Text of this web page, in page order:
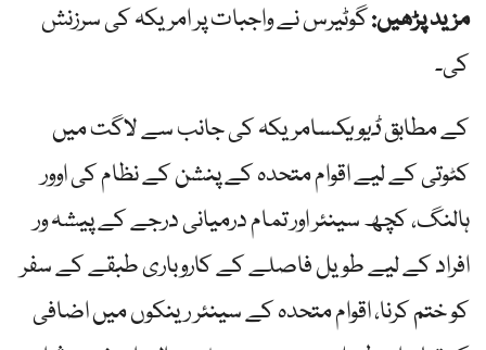
مزید پڑھیں:گوٹیرس نے واجبات پر امریکہ کی سرزنش
کی۔
کے مطابقڈیویکسامریکہ کی جانب سے لاگت میں
کٹوتی کے لیے اقوام متحدہ کے پنشن کے نظام کی اوور
ہالنگ، کچھ سینئر اور تمام درمیانی درجے کے پیشہ ور
افراد کے لیے طویل فاصلے کے کاروباری طبقے کے سفر
کو ختم کرنا، اقوام متحدہ کے سینئر رینکوں میں اضافی